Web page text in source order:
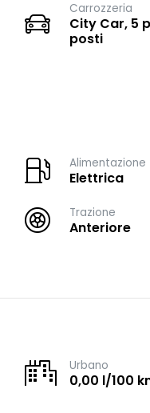
Carrozzeria
City Car, 5
posti
Alimentazione
Elettrica
Trazione
Anteriore
Urbano
0,00 l/100